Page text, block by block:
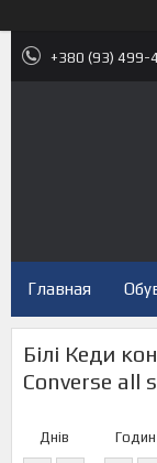
+380 (93) 499-
Главная
Білі Кеди
Converse all
Днів Годин